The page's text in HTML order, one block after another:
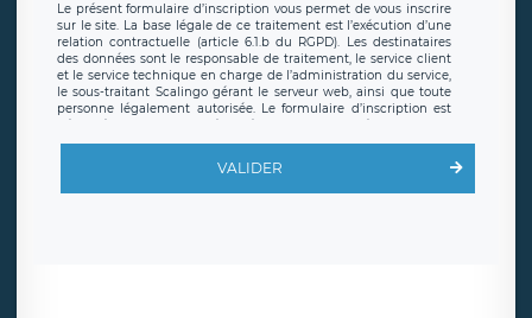
Le présent formulaire d’inscription vous permet de vous inscrire
sur le site. La base légale de ce traitement est l’exécution d’une
relation contractuelle (article 6.1.b du RGPD). Les destinataires
des données sont le responsable de traitement, le service client
et le service technique en charge de l’administration du service,
le sous-traitant Scalingo gérant le serveur web, ainsi que toute
personne légalement autorisée. Le formulaire d’inscription est
offrant desclauses de protection conformes au RGPD. Les
en sollicite la suppression, étant entendu que vous pouvez
demander la suppression de vos données et retirer votre
VALIDER